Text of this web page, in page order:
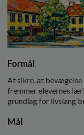
Formål
At sikre, at bevægelse
fremmer elevernes
grundlag for livslang
Mål